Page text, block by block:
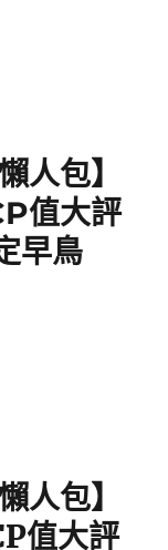
人包】
值大評
早鳥
人包】
值大評